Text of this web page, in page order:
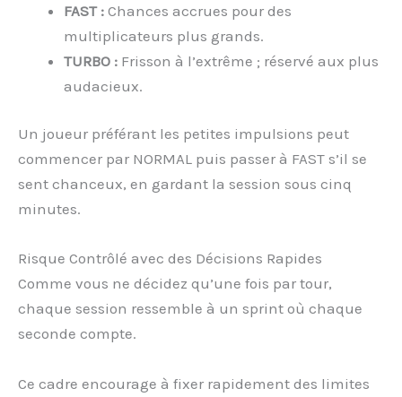
FAST : Chances accrues pour des
multiplicateurs plus grands.
TURBO : Frisson à l’extrême ; réservé aux plus
audacieux.
Un joueur préférant les petites impulsions peut
commencer par NORMAL puis passer à FAST s’il se
sent chanceux, en gardant la session sous cinq
minutes.
Risque Contrôlé avec des Décisions Rapides
Comme vous ne décidez qu’une fois par tour,
chaque session ressemble à un sprint où chaque
seconde compte.
Ce cadre encourage à fixer rapidement des limites